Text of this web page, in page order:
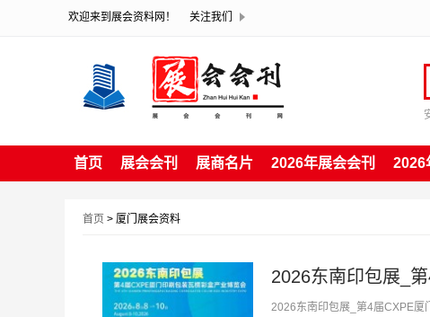
欢迎来到展会资料网！ 关注我们
首页 展会会刊 展商名片 2026年展会会刊 2026
首页 > 厦门展会资料
2026东南印包展_第4届CXPE厦